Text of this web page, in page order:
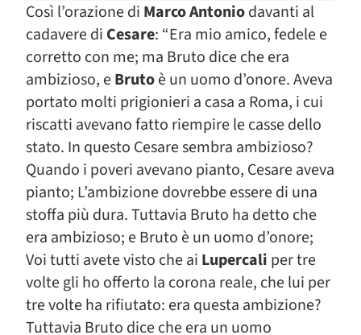
Così l’orazione di Marco Antoniodavanti al
cadavere di Cesare: “Era mio amico, fedele e
corretto con me; ma Bruto dice che era
ambizioso, eBrutoè un uomo d’onore. Aveva
portato molti prigionieri a casa a Roma, i cui
riscatti avevano fatto riempire le casse dello
stato. In questo Cesare sembra ambizioso?
Quando i poveri avevano pianto, Cesare aveva
pianto; L’ambizione dovrebbe essere di una
stoffa più dura. Tuttavia Bruto ha detto che
era ambizioso; e Bruto è un uomo d’onore;
Voi tutti avete visto che ai Lupercali per tre
volte gli ho offerto la corona reale, che lui per
tre volte ha rifiutato: era questa ambizione?
Tuttavia Bruto dice che era un uomo